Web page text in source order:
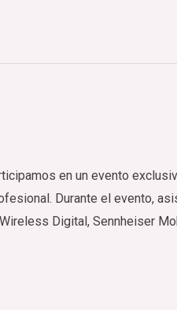
en un evento
Durante el evento,
Digital, Sennheiser